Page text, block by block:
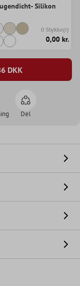
Silikon
0 Stykke(r)
0,00 kr.
DKK
Del